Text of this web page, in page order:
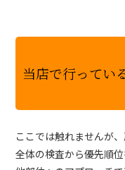
当店で行ってい
ここでは触れませんが
全体の検査から優先順